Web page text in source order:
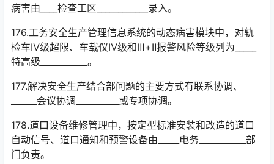
病害由____检查工区____________录入。
176.工务安全生产管理信息系统的动态病害模块中，对轨
检车Ⅳ级超限、车载仪Ⅳ级和Ⅲ+Ⅱ报警风险等级列为_____
特高级___________。
177.解决安全生产结合部问题的主要方式有联系协调、
______会议协调__________或专项协调。
178.道口设备维修管理中，按定型标准安装和改造的道口
自动信号、道口通知和预警设备由_____电务___________部
门负责。